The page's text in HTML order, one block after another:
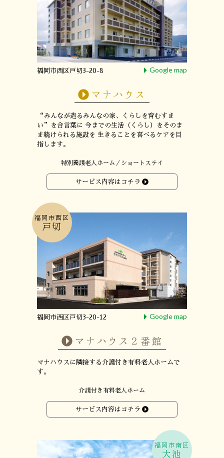
福岡市西区戸切3-20-8 Google map
マナハウス
“みんなが造るみんなの家、くらしを育むすま
い”
を合言葉に 今までの生活（くらし）をそのま
ま続けられる施設を 生きることを喜べるケアを目
指します。
特別養護老人ホーム／ショートステイ
サービス内容はコチラ
福岡市西区戸切3-20-12 Google map
福岡市西区
戸切
マナハウス２番館
マナハウスに隣接する介護付き有料老人ホームで
す。
介護付き有料老人ホーム
サービス内容はコチラ
福岡市南区
大池